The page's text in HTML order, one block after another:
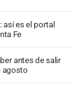
así es el portal
Fe
antes de salir
agosto